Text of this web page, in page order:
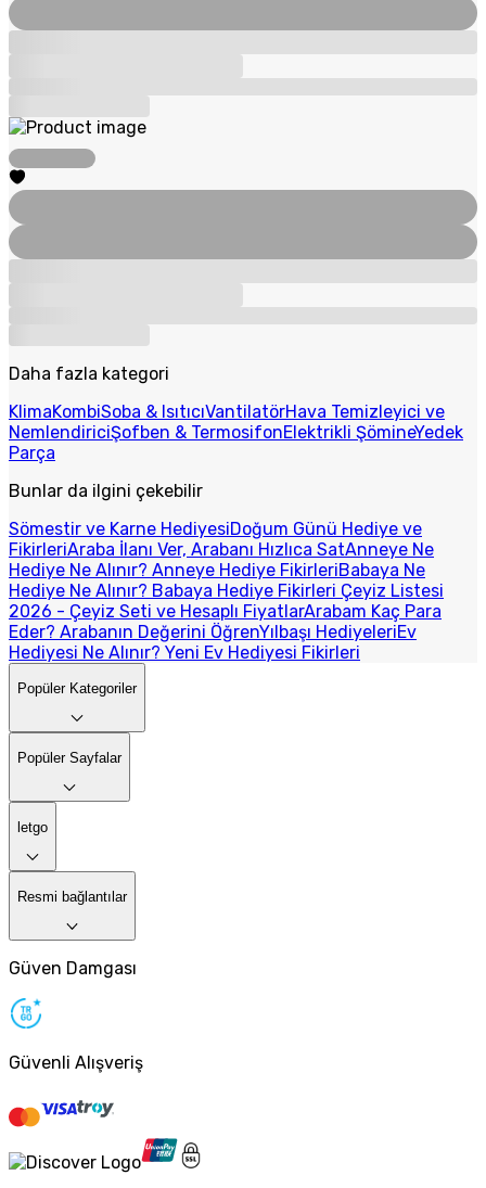
Daha fazla kategori
KlimaKombiSoba & IsıtıcıVantilatörHava Temizleyici ve
NemlendiriciŞofben & TermosifonElektrikli ŞömineYedek
Parça
Bunlar da ilgini çekebilir
Sömestir ve Karne HediyesiDoğum Günü Hediye ve
FikirleriAraba İlanı Ver, Arabanı Hızlıca SatAnneye Ne
Hediye Ne Alınır? Anneye Hediye FikirleriBabaya Ne
Hediye Ne Alınır? Babaya Hediye Fikirleri Çeyiz Listesi
2026 - Çeyiz Seti ve Hesaplı FiyatlarArabam Kaç Para
Eder? Arabanın Değerini ÖğrenYılbaşı HediyeleriEv
Hediyesi Ne Alınır? Yeni Ev Hediyesi Fikirleri
Popüler Kategoriler
Popüler Sayfalar
letgo
Resmi bağlantılar
Güven Damgası
Güvenli Alışveriş